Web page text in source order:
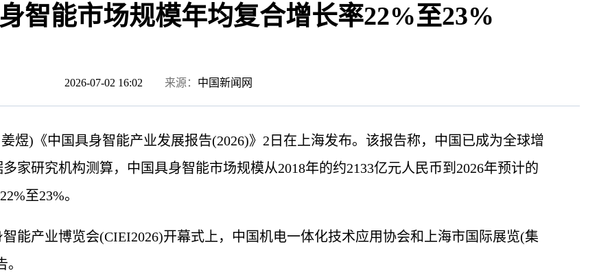
智能市场规模年均复合增长率22%至23%
2026-07-02 16:02 来源： 中国新闻网
姜煜)《中国具身智能产业发展报告(2026)》2日在上海发布。该报告称，中国已成为全球增
家研究机构测算，中国具身智能市场规模从2018年的约2133亿元人民币到2026年预计的
至23%。
能产业博览会(CIEI2026)开幕式上，中国机电一体化技术应用协会和上海市国际展览(集